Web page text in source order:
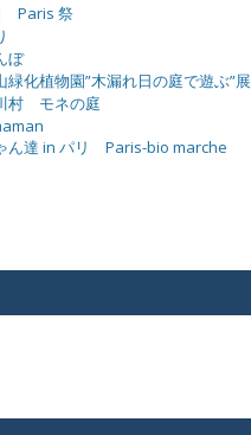
Paris 祭
ぼ
緑化植物園”木漏れ日の庭で遊ぶ”展
村 モネの庭
ん達 in パリ Paris-bio marche